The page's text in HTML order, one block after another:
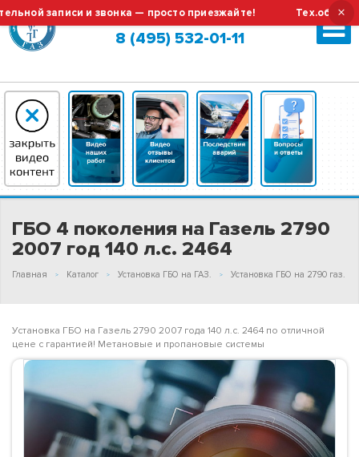
записи и звонка — просто приезжайте! ×
Москва (сменить город?)
8 (495) 532-01-11
ГБО 4 поколения на Газель 2790
2007 год 140 л.с. 2464
Главная Каталог Установка ГБО на ГАЗ. Установка ГБО на 2790 газ.
Установка ГБО на Газель 2790 2007 года 140 л.с. 2464 по отличной
цене с гарантией! Метановые и пропановые системы